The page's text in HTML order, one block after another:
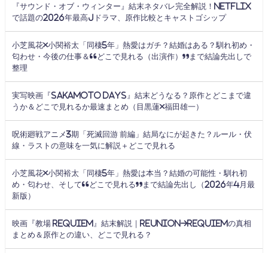
『サウンド・オブ・ウィンター』結末ネタバレ完全解説！Netflix
で話題の2026年最高Jドラマ、原作比較とキャストゴシップ
小芝風花×小関裕太「同棲5年」熱愛はガチ？結婚はある？馴れ初め・
匂わせ・今後の仕事＆“どこで見れる（出演作）”まで結論先出しで
整理
実写映画『SAKAMOTO DAYS』結末どうなる？原作とどこまで違
うか＆どこで見れるか最速まとめ（目黒蓮×福田雄一）
呪術廻戦アニメ3期「死滅回游 前編」結局なにが起きた？ルール・伏
線・ラストの意味を一気に解説＋どこで見れる
小芝風花×小関裕太「同棲5年」熱愛は本当？結婚の可能性・馴れ初
め・匂わせ、そして“どこで見れる”まで結論先出し（2026年4月最
新版）
映画『教場 Requiem』結末解説｜Reunion→Requiemの真相
まとめ＆原作との違い、どこで見れる？